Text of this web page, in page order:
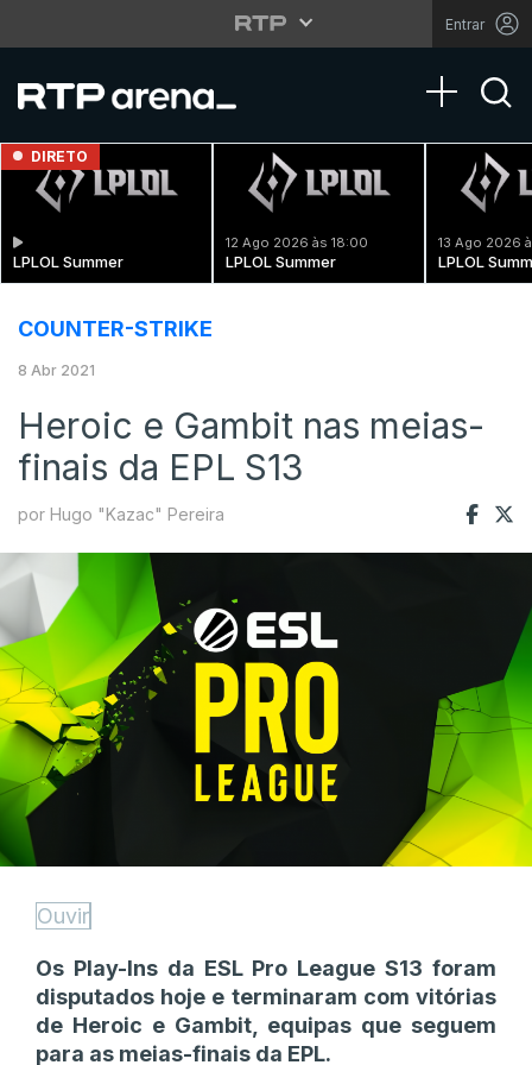
Entrar
Toggle
DIRETO
LPLOL Summer
12 Ago 2026 às 18:00
LPLOL Summer
13 Ago 2026
LPLOL
COUNTER-STRIKE
8 Abr 2021
Heroic e Gambit nas meias-
finais da EPL S13
por Hugo "Kazac" Pereira
Ouvir
Os Play-Ins da ESL Pro League S13 foram
disputados hoje e terminaram com vitórias
de Heroic e Gambit, equipas que seguem
para as meias-finais da EPL.